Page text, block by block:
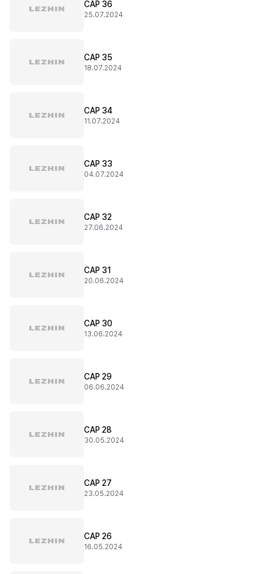
CAP 36
25.07.2024
CAP 35
18.07.2024
CAP 34
11.07.2024
CAP 33
04.07.2024
CAP 32
27.06.2024
CAP 31
20.06.2024
CAP 30
13.06.2024
CAP 29
06.06.2024
CAP 28
30.05.2024
CAP 27
23.05.2024
CAP 26
16.05.2024